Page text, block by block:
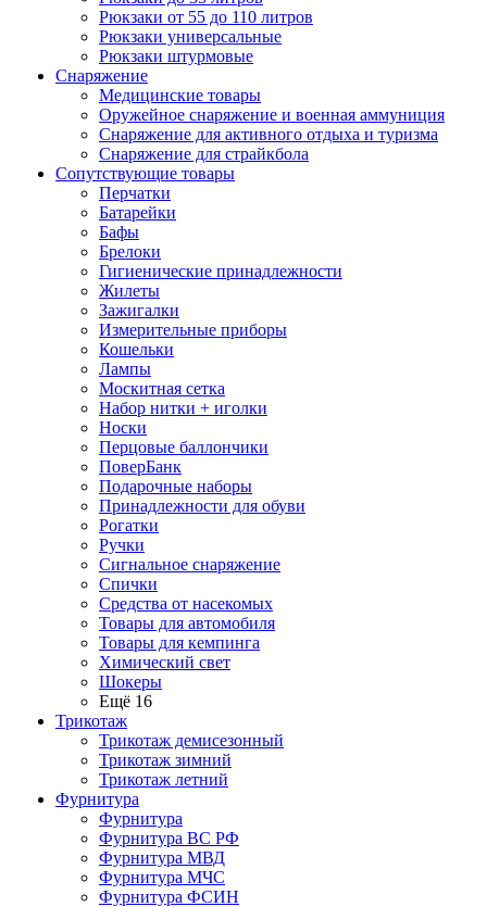
Рюкзаки от 55 до 110 литров
Рюкзаки универсальные
Рюкзаки штурмовые
Снаряжение
Медицинские товары
Оружейное снаряжение и военная аммуниция
Снаряжение для активного отдыха и туризма
Снаряжение для страйкбола
Сопутствующие товары
Перчатки
Батарейки
Бафы
Брелоки
Гигиенические принадлежности
Жилеты
Зажигалки
Измерительные приборы
Кошельки
Лампы
Москитная сетка
Набор нитки + иголки
Носки
Перцовые баллончики
ПоверБанк
Подарочные наборы
Принадлежности для обуви
Рогатки
Ручки
Сигнальное снаряжение
Спички
Средства от насекомых
Товары для автомобиля
Товары для кемпинга
Химический свет
Шокеры
Ещё 16
Трикотаж
Трикотаж демисезонный
Трикотаж зимний
Трикотаж летний
Фурнитура
Фурнитура
Фурнитура ВС РФ
Фурнитура МВД
Фурнитура МЧС
Фурнитура ФСИН